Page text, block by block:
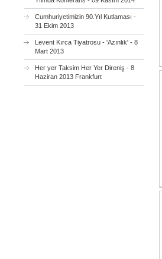
Cumhuriyetimizin 90.Yıl Kutlaması -
31 Ekim 2013
Levent Kırca Tiyatrosu - 'Azınlık' - 8
Mart 2013
Her yer Taksim Her Yer Direniş - 8
Haziran 2013 Frankfurt